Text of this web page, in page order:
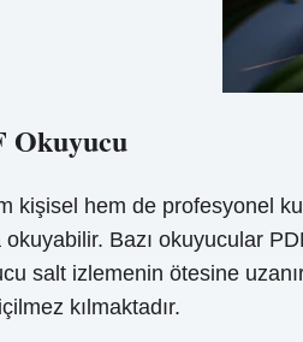
Okuyucu
kişisel hem de profesyonel
okuyabilir. Bazı okuyucular
salt izlemenin ötesine
kılmaktadır.